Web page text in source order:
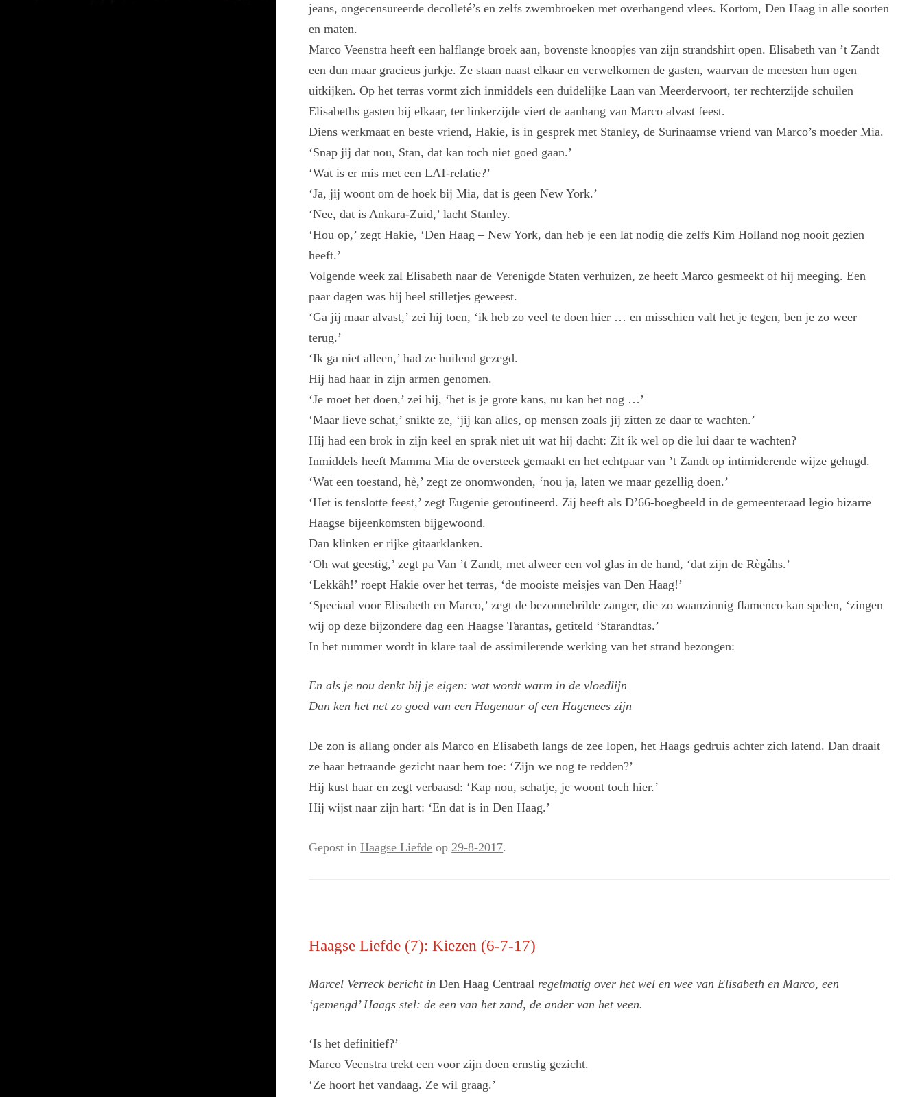
jeans, ongecensureerde decolleté’s en zelfs zwembroeken met overhangend vlees. Kortom, Den Haag in alle soorten
en maten.
Marco Veenstra heeft een halflange broek aan, bovenste knoopjes van zijn strandshirt open. Elisabeth van ’t Zandt
een dun maar gracieus jurkje. Ze staan naast elkaar en verwelkomen de gasten, waarvan de meesten hun ogen
uitkijken. Op het terras vormt zich inmiddels een duidelijke Laan van Meerdervoort, ter rechterzijde schuilen
Elisabeths gasten bij elkaar, ter linkerzijde viert de aanhang van Marco alvast feest.
Diens werkmaat en beste vriend, Hakie, is in gesprek met Stanley, de Surinaamse vriend van Marco’s moeder Mia.
‘Snap jij dat nou, Stan, dat kan toch niet goed gaan.’
‘Wat is er mis met een LAT-relatie?’
‘Ja, jij woont om de hoek bij Mia, dat is geen New York.’
‘Nee, dat is Ankara-Zuid,’ lacht Stanley.
‘Hou op,’ zegt Hakie, ‘Den Haag – New York, dan heb je een lat nodig die zelfs Kim Holland nog nooit gezien
heeft.’
Volgende week zal Elisabeth naar de Verenigde Staten verhuizen, ze heeft Marco gesmeekt of hij meeging. Een
paar dagen was hij heel stilletjes geweest.
‘Ga jij maar alvast,’ zei hij toen, ‘ik heb zo veel te doen hier … en misschien valt het je tegen, ben je zo weer
terug.’
‘Ik ga niet alleen,’ had ze huilend gezegd.
Hij had haar in zijn armen genomen.
‘Je moet het doen,’ zei hij, ‘het is je grote kans, nu kan het nog …’
‘Maar lieve schat,’ snikte ze, ‘jij kan alles, op mensen zoals jij zitten ze daar te wachten.’
Hij had een brok in zijn keel en sprak niet uit wat hij dacht: Zit ík wel op die lui daar te wachten?
Inmiddels heeft Mamma Mia de oversteek gemaakt en het echtpaar van ’t Zandt op intimiderende wijze gehugd.
‘Wat een toestand, hè,’ zegt ze onomwonden, ‘nou ja, laten we maar gezellig doen.’
‘Het is tenslotte feest,’ zegt Eugenie geroutineerd. Zij heeft als D’66-boegbeeld in de gemeenteraad legio bizarre
Haagse bijeenkomsten bijgewoond.
Dan klinken er rijke gitaarklanken.
‘Oh wat geestig,’ zegt pa Van ’t Zandt, met alweer een vol glas in de hand, ‘dat zijn de Règâhs.’
‘Lekkâh!’ roept Hakie over het terras, ‘de mooiste meisjes van Den Haag!’
‘Speciaal voor Elisabeth en Marco,’ zegt de bezonnebrilde zanger, die zo waanzinnig flamenco kan spelen, ‘zingen
wij op deze bijzondere dag een Haagse Tarantas, getiteld ‘Starandtas.’
In het nummer wordt in klare taal de assimilerende werking van het strand bezongen:
En als je nou denkt bij je eigen: wat wordt warm in de vloedlijn
Dan ken het net zo goed van een Hagenaar of een Hagenees zijn
De zon is allang onder als Marco en Elisabeth langs de zee lopen, het Haags gedruis achter zich latend. Dan draait
ze haar betraande gezicht naar hem toe: ‘Zijn we nog te redden?’
Hij kust haar en zegt verbaasd: ‘Kap nou, schatje, je woont toch hier.’
Hij wijst naar zijn hart: ‘En dat is in Den Haag.’
Gepost inHaagse Liefde op 29-8-2017.
Haagse Liefde (7): Kiezen (6-7-17)
Marcel Verreck bericht inDen Haag Centraal regelmatig over het wel en wee van Elisabeth en Marco, een
‘gemengd’ Haags stel: de een van het zand, de ander van het veen.
‘Is het definitief?’
Marco Veenstra trekt een voor zijn doen ernstig gezicht.
‘Ze hoort het vandaag. Ze wil graag.’